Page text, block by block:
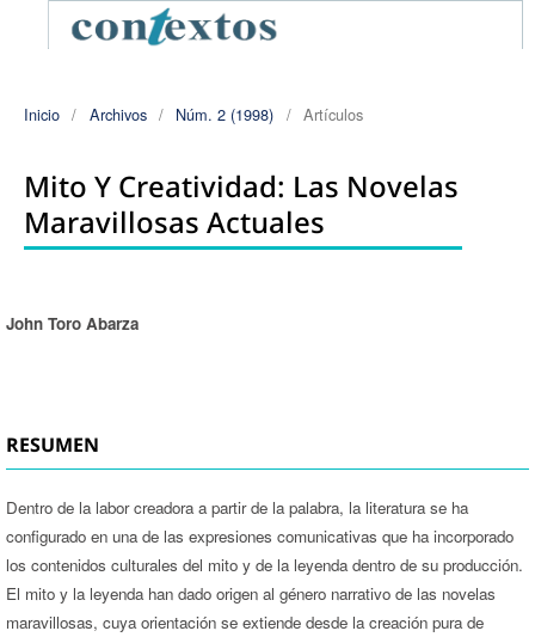
Inicio / Archivos / Núm. 2 (1998) / Artículos
Mito Y Creatividad: Las Novelas
Maravillosas Actuales
Autores/as
John Toro Abarza
RESUMEN
Dentro de la labor creadora a partir de la palabra, la literatura se ha
configurado en una de las expresiones comunicativas que ha incorporado
los contenidos culturales del mito y de la leyenda dentro de su producción.
El mito y la leyenda han dado origen al género narrativo de las novelas
maravillosas, cuya orientación se extiende desde la creación pura de